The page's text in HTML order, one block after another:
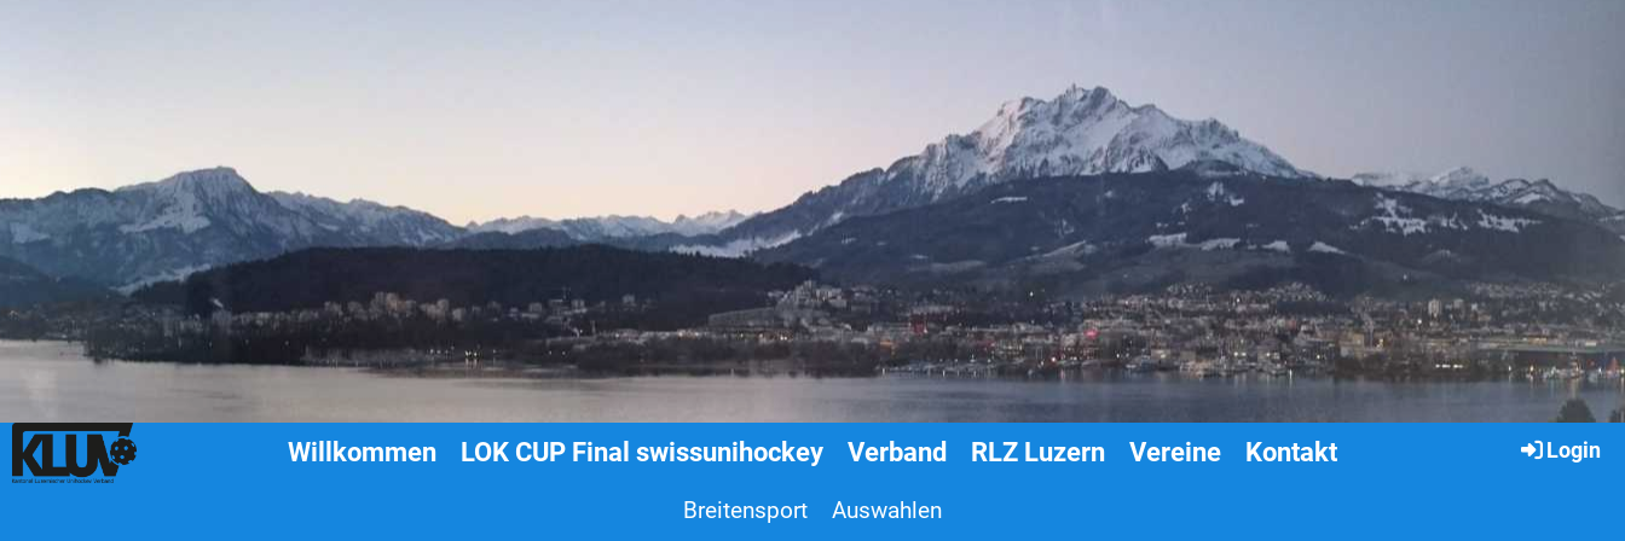
Willkommen LOK CUP Final swissunihockey Verband RLZ Luzern Vereine Kontakt Login
Breitensport Auswahlen